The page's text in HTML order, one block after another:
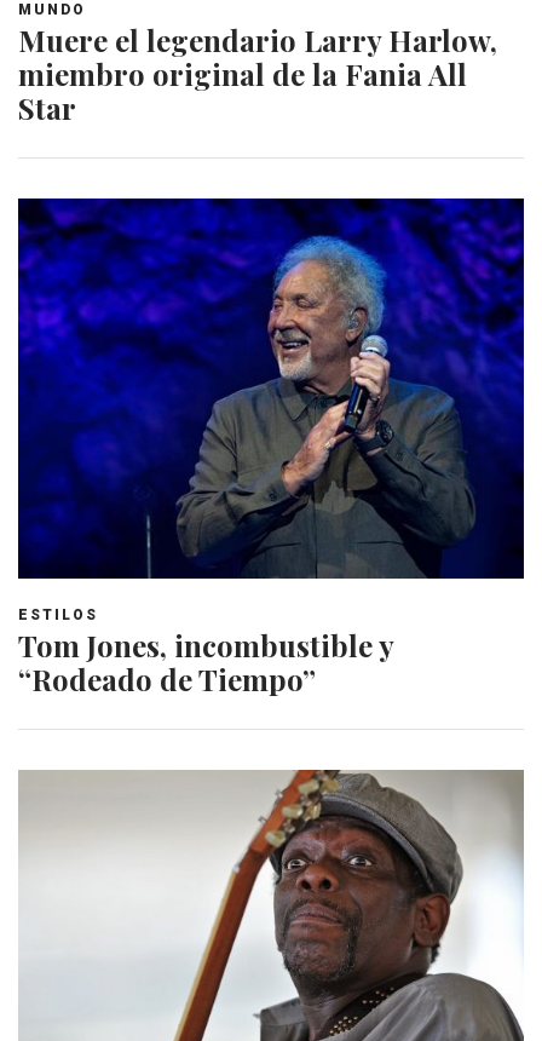
MUNDO
Muere el legendario Larry Harlow,
miembro original de la Fania All
Star
ESTILOS
Tom Jones, incombustible y
“Rodeado de Tiempo”